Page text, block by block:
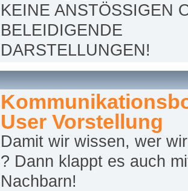
KEINE ANSTÖSSIGEN
BELEIDIGENDE
DARSTELLUNGEN!
User Vorstellung
Damit wir wissen, wer
? Dann klappt es auch
Nachbarn!